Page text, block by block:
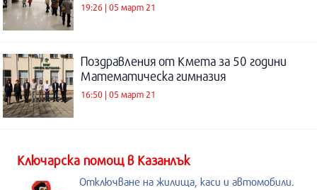
19:26 | 05 март 21
Поздравления от Кмета за 50 години
Математическа гимназия
16:50 | 05 март 21
Kлючарска помощ в Казанлък
Отключване на жилища, каси и автомобили.